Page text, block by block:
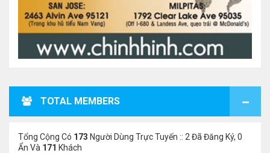
TOTAL MEMBERS
Tổng Cộng Có 173 Người Dùng Trực Tuyến :: 2 Đã Đăng Ký, 0
Ẩn Và 171 Khách